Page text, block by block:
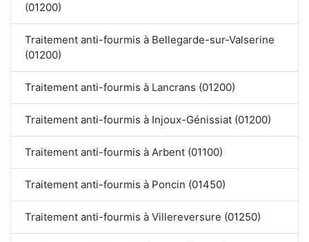
(01200)
Traitement anti-fourmis à Bellegarde-sur-Valserine
(01200)
Traitement anti-fourmis à Lancrans (01200)
Traitement anti-fourmis à Injoux-Génissiat (01200)
Traitement anti-fourmis à Arbent (01100)
Traitement anti-fourmis à Poncin (01450)
Traitement anti-fourmis à Villereversure (01250)